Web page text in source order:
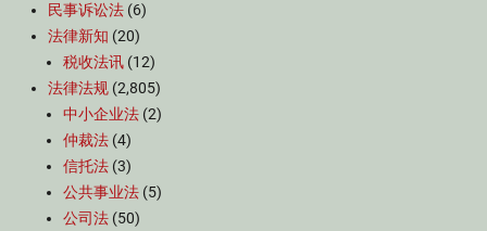
民事诉讼法 (6)
法律新知 (20)
税收法讯 (12)
法律法规 (2,805)
中小企业法 (2)
仲裁法 (4)
信托法 (3)
公共事业法 (5)
公司法 (50)